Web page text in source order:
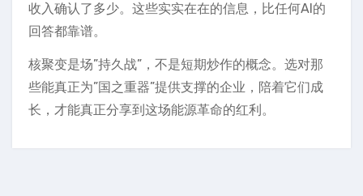
收入确认了多少。这些实实在在的信息，比任何AI的
回答都靠谱。
核聚变是场”持久战”，不是短期炒作的概念。选对那
些能真正为”国之重器”提供支撑的企业，陪着它们成
长，才能真正分享到这场能源革命的红利。